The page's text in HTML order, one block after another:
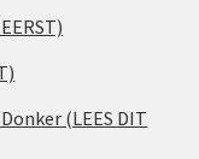
(LEES DIT